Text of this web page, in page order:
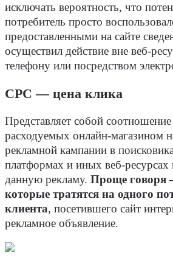
исключать вероятность, что
потребитель просто
предоставленными на сайте
осуществил действие вне веб-
телефону или посредством
CPC — цена клика
Представляет собой соотношение
расходуемых онлайн-магазином
рекламной кампании в
платформах и иных веб-ресурсах
данную рекламу. Проще говоря
которые тратятся на одного
клиента, посетившего сайт
рекламное объявление.